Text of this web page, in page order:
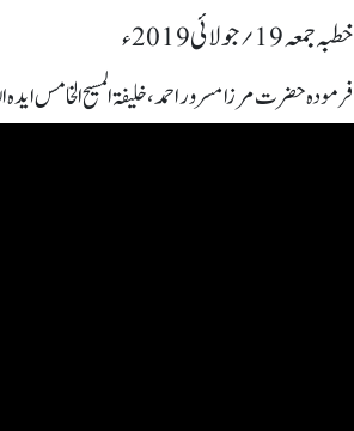
خطبہ جمعہ 19؍ جولائی 2019ء
فرمودہ حضرت مرزا مسرور احمد، خلیفۃ المسیح الخامس ایدہ